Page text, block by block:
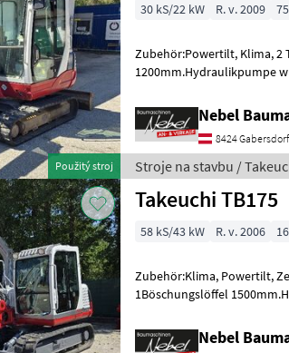
Použitý stroj
30 kS/22 kW R. v. 2009
Zubehör:Powertilt, Klima, 2
Nebel
8424 Gabersdorf
Stroje na stavbu /
Takeuchi TB175
58 kS/43 kW R. v. 2006
Zubehör:Klima, Powertilt,
1Böschungslöffel
Nebel